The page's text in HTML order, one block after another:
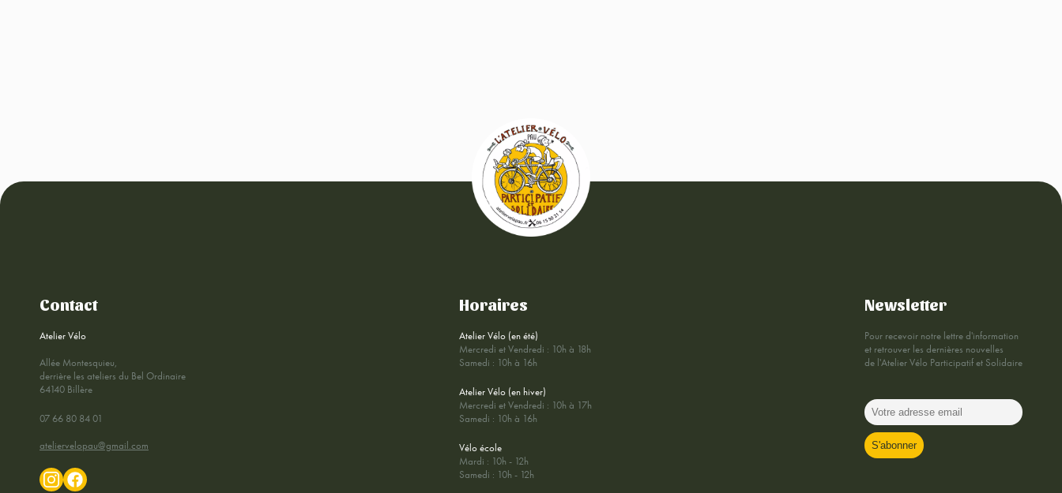
Contact
Atelier Vélo
Allée Montesquieu,
derrière les ateliers du Bel Ordinaire
64140 Billère
07 66 80 84 01
ateliervelopau@gmail.com
Horaires
Atelier Vélo (en été)
Mercredi et Vendredi : 10h à 18h
Samedi : 10h à 16h
Atelier Vélo (en hiver)
Mercredi et Vendredi : 10h à 17h
Samedi : 10h à 16h
Vélo école
Mardi : 10h - 12h
Samedi : 10h - 12h
Newsletter
Pour recevoir notre lettre d'information
et retrouver les dernières nouvelles
de l'Atelier Vélo Participatif et Solidaire